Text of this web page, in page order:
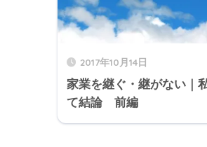
2017年10月14日
家業を継ぐ・継がない｜
て結論 前編